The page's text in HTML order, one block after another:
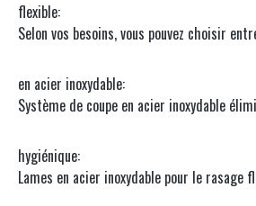
flexible:
Selon vos besoins, vous pouvez choisir
en acier inoxydable:
Système de coupe en acier inoxydable
hygiénique:
Lames en acier inoxydable pour le rasage